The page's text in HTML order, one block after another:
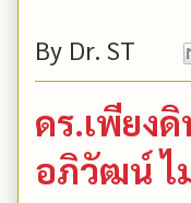
By Dr. ST
ดร.เพียง
อภิวัฒน์ ไ